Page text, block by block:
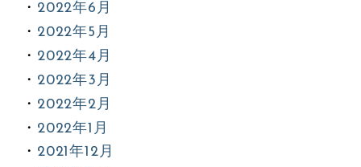
2022年6月
2022年5月
2022年4月
2022年3月
2022年2月
2022年1月
2021年12月